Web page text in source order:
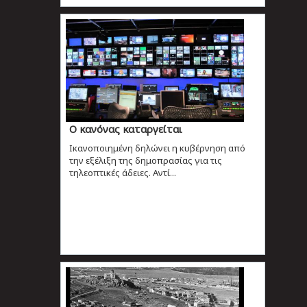
O κανόνας καταργείται
Ικανοποιημένη δηλώνει η κυβέρνηση από
την εξέλιξη της δημοπρασίας για τις
τηλεοπτικές άδειες. Αντί...